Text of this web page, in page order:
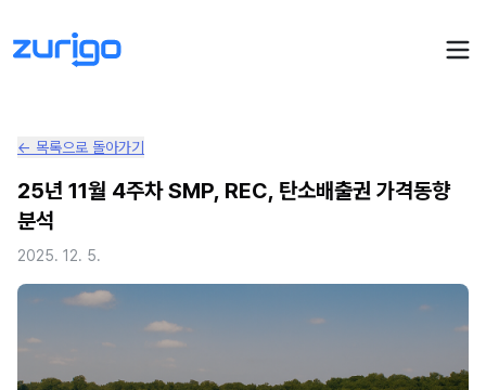
PPA 계약
수요기업 PPA 계산
발전소 PPA 계산
PPA 관리
PPA 모니터링
전기요금 시뮬레이션 NEW
PPA 매뉴얼
← 목록으로 돌아가기
25년 11월 4주차 SMP, REC, 탄소배출권 가격동향
분석
2025. 12. 5.